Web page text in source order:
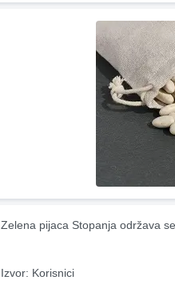
Zelena pijaca Stopanja održava
Izvor: Korisnici